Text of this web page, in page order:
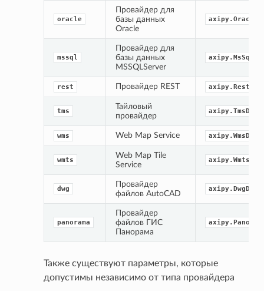
oracle
Провайдер для
базы данных
Oracle
mssql
Провайдер для
базы данных
MSSQLServer
rest Провайдер REST
tms
Тайловый
провайдер
wms Web Map Service
wmts
Web Map Tile
Service
dwg
Провайдер
файлов AutoCAD
panorama
Провайдер
файлов ГИС
Панорама
Также существуют параметры, которые
допустимы независимо от типа провайдера